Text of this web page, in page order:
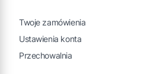
Twoje zamówienia
Ustawienia konta
Przechowalnia